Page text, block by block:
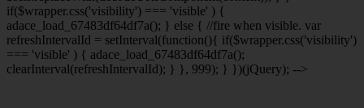
if($wrapper.css('visibility') === 'visible' ) {
adace_load_67483df64df7a(); } else { //fire when visible. var
refreshIntervalId = setInterval(function(){ if($wrapper.css('visibility')
=== 'visible' ) { adace_load_67483df64df7a();
clearInterval(refreshIntervalId); } }, 999); } })(jQuery); -->